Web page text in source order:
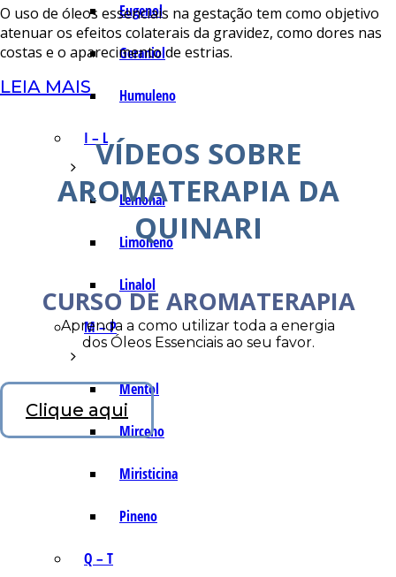
Eugenol
Geraniol
Humuleno
I – L
Lemonal
Limoneno
Linalol
M – P
Mentol
Mirceno
Miristicina
Pineno
Q – T
O uso de óleos essenciais na gestação tem como objetivo
atenuar os efeitos colaterais da gravidez, como dores nas
costas e o aparecimento de estrias.
LEIA MAIS
VÍDEOS SOBRE
AROMATERAPIA DA
QUINARI
CURSO DE AROMATERAPIA
Aprenda a como utilizar toda a energia
dos Óleos Essenciais ao seu favor.
Clique aqui